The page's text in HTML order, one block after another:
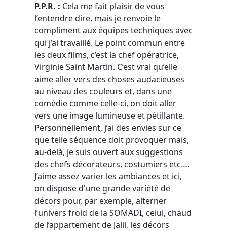
P.P.R. : Cela me fait plaisir de vous
l’entendre dire, mais je renvoie le
compliment aux équipes techniques avec
qui j’ai travaillé. Le point commun entre
les deux films, c’est la chef opératrice,
Virginie Saint Martin. C’est vrai qu’elle
aime aller vers des choses audacieuses
au niveau des couleurs et, dans une
comédie comme celle-ci, on doit aller
vers une image lumineuse et pétillante.
Personnellement, j’ai des envies sur ce
que telle séquence doit provoquer mais,
au-delà, je suis ouvert aux suggestions
des chefs décorateurs, costumiers etc….
J’aime assez varier les ambiances et ici,
on dispose d'une grande variété de
décors pour, par exemple, alterner
l’univers froid de la SOMADI, celui, chaud
de l’appartement de Jalil, les décors